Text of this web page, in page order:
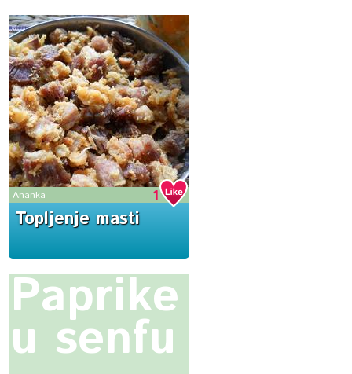
Ananka 1
Topljenje masti
Paprike
u senfu